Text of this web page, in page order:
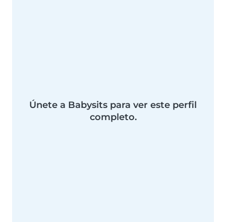
Únete a Babysits para ver este perfil
completo.